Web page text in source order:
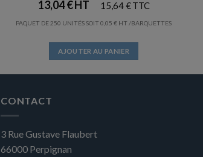
13,04€ 15,64€
PAQUET DE 250 UNITÉS SOIT 0,05€ /BARQUETTES
AJOUTER AU PANIER
CONTACT
3 Rue Gustave Flaubert
66000 Perpignan